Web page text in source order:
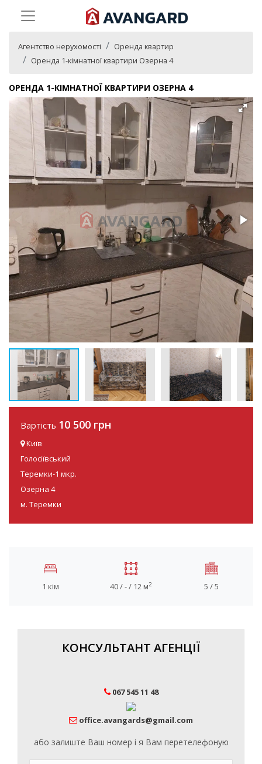
Агентство нерухомості
Оренда квартир
Оренда 1-кімнатної квартири Озерна 4
ОРЕНДА 1-КІМНАТНОЇ КВАРТИРИ ОЗЕРНА 4
Вартість 10 500 грн
Київ
Голосіївський
Теремки-1 мкр.
Озерна 4
м. Теремки
1 кім 40 / - / 12 м2 5 / 5
КОНСУЛЬТАНТ АГЕНЦІЇ
067 545 11 48
office.avangards@gmail.com
або залиште Ваш номер і я Вам перетелефоную